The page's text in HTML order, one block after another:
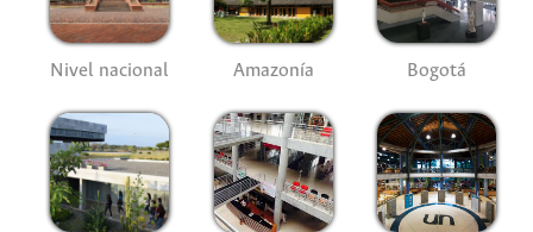
Nivel nacional Amazonía Bogotá